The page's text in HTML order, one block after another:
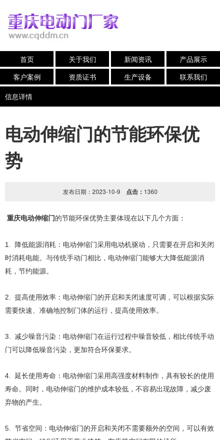
首页 关于我们 新闻资讯
产品展示
客户案例
资质证书 生产设备
联系我们
信息详情
电动伸缩门的节能环保优
势
发布日期：2023-10-9 点击： 1360
重庆电动伸缩门的节能环保优势主要体现在以下几个方面：
1. 降低能源消耗：电动伸缩门采用电动机驱动，只需要在开启和关闭
时消耗电能。与传统手动门相比，电动伸缩门能够大大降低能源消
耗，节约能源。
2. 提高使用效率：电动伸缩门的开启和关闭速度可调，可以根据实际
需要快速、准确地控制门体的运行，提高使用效率。
3. 减少噪音污染：电动伸缩门在运行过程中噪音较低，相比传统手动
门可以降低噪音污染，更加符合环保要求。
4. 延长使用寿命：电动伸缩门采用高强度材料制作，具有较长的使用
寿命。同时，电动伸缩门的维护成本较低，不容易出现故障，减少废
弃物的产生。
5. 节省空间：电动伸缩门的开启和关闭不需要额外的空间，可以有效